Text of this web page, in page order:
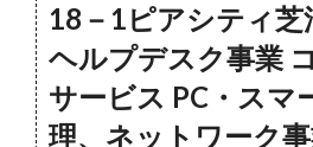
18－1ピアシティ芝
ヘルプデスク事業
サービス PC・スマ
理、ネットワーク事